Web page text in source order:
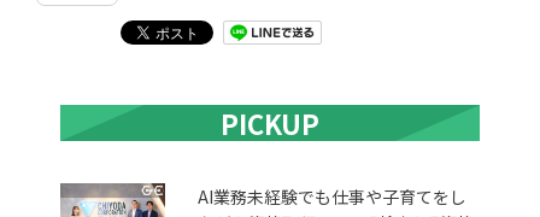
PICKUP
AI業務未経験でも仕事や子育てをし